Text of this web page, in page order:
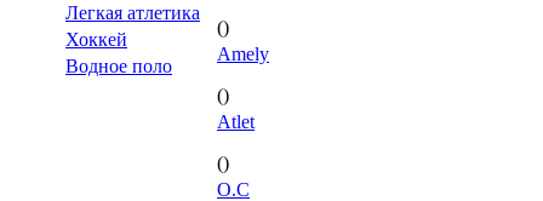
Легкая атлетика
Хоккей
Водное поло
()
Amely
()
Atlet
()
O.C